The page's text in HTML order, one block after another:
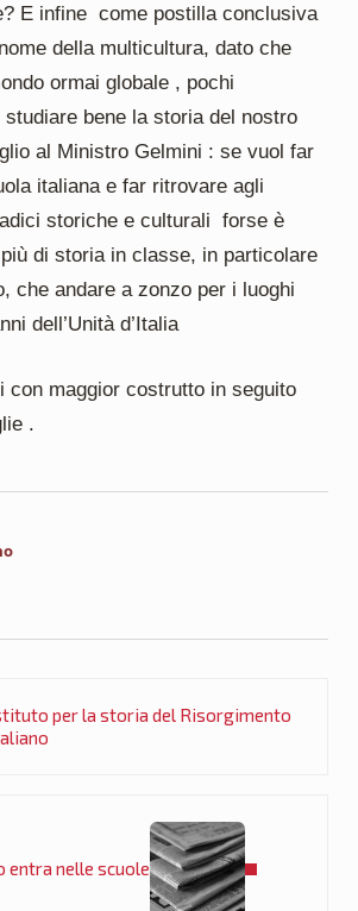
E infine come postilla conclusiva
della multicultura, dato che
ormai globale , pochi
studiare bene la storia del nostro
al Ministro Gelmini : se vuol far
italiana e far ritrovare agli
storiche e culturali forse è
più di storia in classe, in particolare
che andare a zonzo per i luoghi
dell’Unità d’Italia
con maggior costrutto in seguito
.
per la storia del Risorgimento
entra nelle scuole